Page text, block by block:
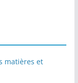
matières et